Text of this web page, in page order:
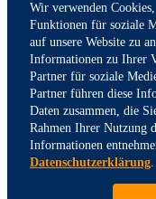
Wir verwenden
Funktionen für soziale
auf unsere Website zu
Informationen zu Ihrer
Partner für soziale
Partner führen diese
Daten zusammen, die
Rahmen Ihrer Nutzung
Informationen
Datenschutzerklärung.
Erlaubnisse der
(BaFin). Sonstige
Namen und auf
Sie
Die Echtheit der
überprüft, sondern wir
Facebook und Google.